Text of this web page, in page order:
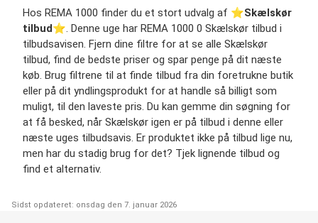
Hos REMA 1000 finder du et stort udvalg af ⭐️Skælskør
tilbud⭐️. Denne uge har REMA 1000 0 Skælskør tilbud i
tilbudsavisen. Fjern dine filtre for at se alle Skælskør
tilbud, find de bedste priser og spar penge på dit næste
køb. Brug filtrene til at finde tilbud fra din foretrukne butik
eller på dit yndlingsprodukt for at handle så billigt som
muligt, til den laveste pris. Du kan gemme din søgning for
at få besked, når Skælskør igen er på tilbud i denne eller
næste uges tilbudsavis. Er produktet ikke på tilbud lige nu,
men har du stadig brug for det? Tjek lignende tilbud og
find et alternativ.
Sidst opdateret: onsdag den 7. januar 2026